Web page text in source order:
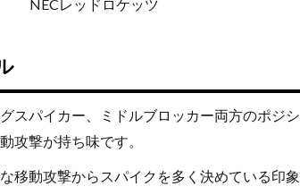
レッドロケッツ
スパイカー、ミドルブロッカー両方のポジ
攻撃が持ち味です。
移動攻撃からスパイクを多く決めている印象